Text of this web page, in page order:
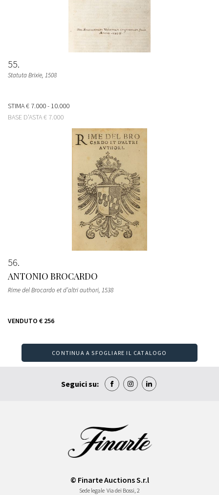
55
Statuta Brixie, 1508
STIMA€ 7.000 - 10.000
BASE D'ASTA€ 7.000
56
ANTONIO BROCARDO
Rime del Brocardo et d’altri authori, 1538
VENDUTO € 256
CONTINUA A SFOGLIARE IL CATALOGO
Seguici su:
© Finarte Auctions S.r.l
Sede legale Via dei Bossi, 2